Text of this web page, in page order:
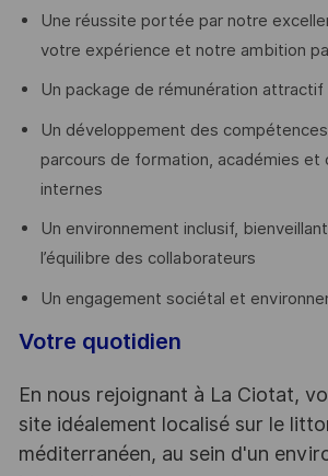
Une réussite portée par notre
votre expérience et notre ambition
Un package de rémunération attractif
Un développement des
parcours de formation, académies et
internes
Un environnement inclusif,
l’équilibre des collaborateurs
Un engagement sociétal et
Votre quotidien
En nous rejoignant à La Ciotat,
site idéalement localisé sur le
méditerranéen, au sein d'un